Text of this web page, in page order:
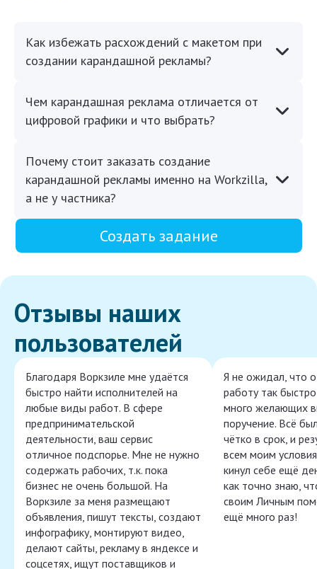
Как избежать расхождений с макетом при
создании карандашной рекламы?
Чем карандашная реклама отличается от
цифровой графики и что выбрать?
Почему стоит заказать создание
карандашной рекламы именно на Workzilla,
а не у частника?
Создать задание
Отзывы наших
пользователей
Благодаря Воркзиле мне удаётся
быстро найти исполнителей на
любые виды работ. В сфере
предпринимательской
деятельности, ваш сервис
отличное подспорье. Мне не нужно
содержать рабочих, т.к. пока
бизнес не очень большой. На
Воркзиле за меня размещают
объявления, пишут тексты, создают
инфографику, монтируют видео,
делают сайты, рекламу в яндексе и
соцсетях, ищут поставщиков и
Я не ожидал, что
работу так
много желающих
поручение. Всё
чётко в срок, и
всем моим
кинул себе ещё
как точно знаю,
своим Личным
ещё много раз!